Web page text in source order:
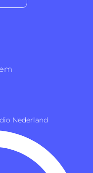
Nederland